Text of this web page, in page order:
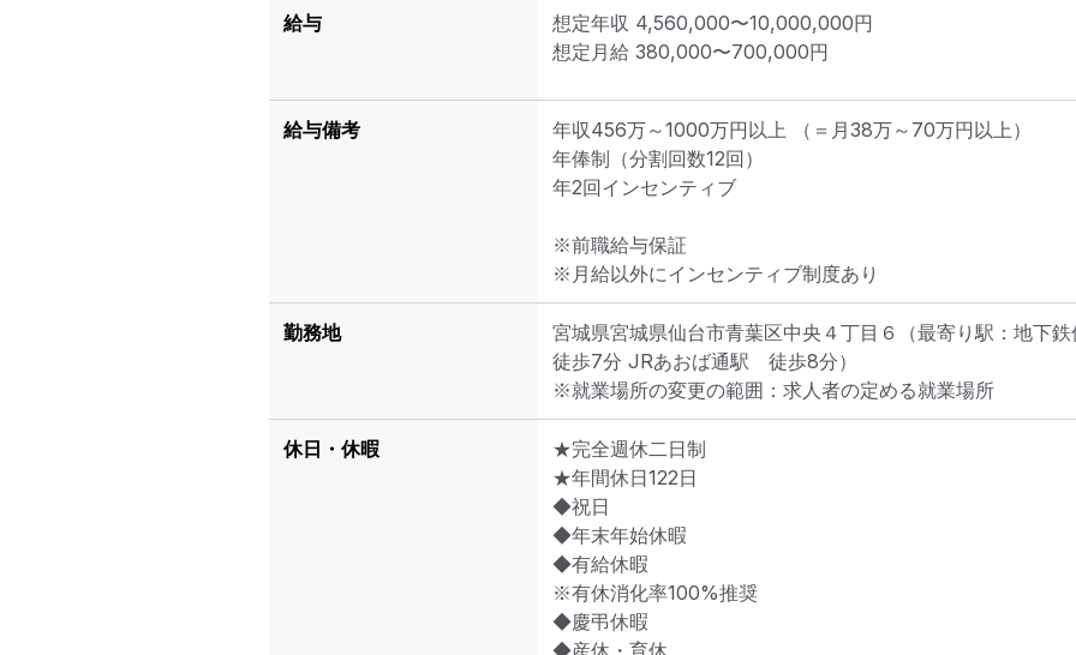
給与 想定年収 4,560,000〜10,000,000円
想定月給 380,000〜700,000円
給与備考
年収456万～1000万円以上 （＝月38万～70万円以上）
年俸制（分割回数12回）
年2回インセンティブ
※前職給与保証
※月給以外にインセンティブ制度あり
勤務地 宮城県宮城県仙台市青葉区中央４丁目６
（最寄り駅：地下
徒歩7分 JRあおば通駅　徒歩8分）
※就業場所の変更の範囲：求人者の定める就業場所
休日・休暇
★完全週休二日制
★年間休日122日
◆祝日
◆年末年始休暇
◆有給休暇
※有休消化率100%推奨
◆慶弔休暇
◆産休・育休